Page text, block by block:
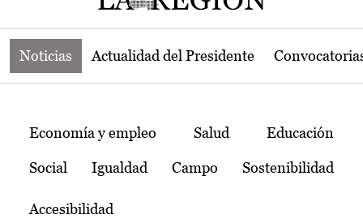
Noticias Actualidad del Presidente
Temas
Economía y empleo Salud Educación
Social Igualdad Campo Sostenibilidad
Accesibilidad